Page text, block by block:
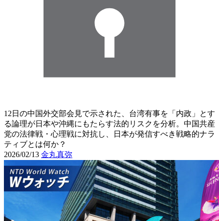
12日の中国外交部会見で示された、台湾有事を「内政」とす
る論理が日本や沖縄にもたらす法的リスクを分析。中国共産
党の法律戦・心理戦に対抗し、日本が発信すべき戦略的ナラ
ティブとは何か？
2026/02/13 金丸真弥